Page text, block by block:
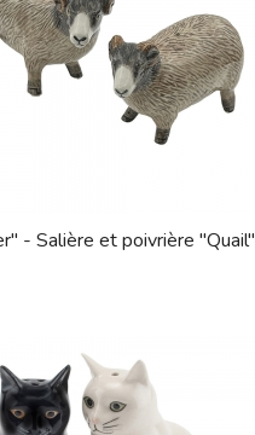
- Salière et poivrière "Quail"